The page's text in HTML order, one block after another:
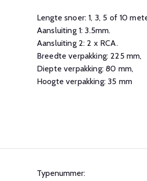
Lengte snoer: 1, 3, 5 of 10
Aansluiting 1: 3.5mm.
Aansluiting 2: 2 x RCA.
Breedte verpakking: 225 mm,
Diepte verpakking: 80 mm,
Hoogte verpakking: 35 mm
Typenummer: